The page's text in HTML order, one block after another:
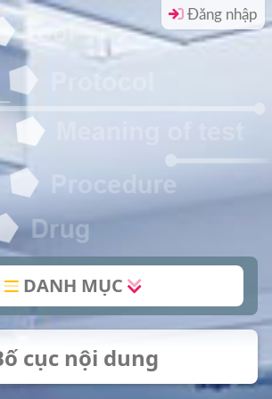
Đăng nhập
DANH MỤC
cục nội dung